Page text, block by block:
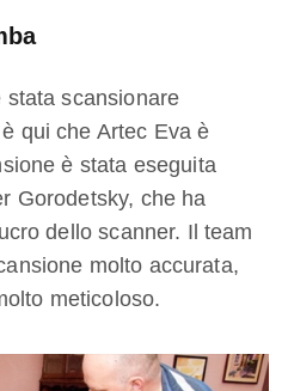
stata scansionare
qui che Artec Eva è
è stata eseguita
Gorodetsky, che ha
dello scanner. Il team
molto accurata,
meticoloso.